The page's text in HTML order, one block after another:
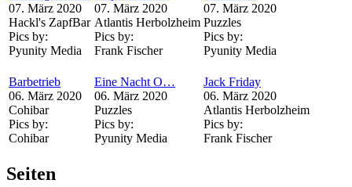
07. März 2020
Hackl's ZapfBar
Pics by:
Pyunity Media
07. März 2020
Atlantis Herbolzheim
Pics by:
Frank Fischer
07. März 2020
Puzzles
Pics by:
Pyunity Media
Barbetrieb
06. März 2020
Cohibar
Pics by:
Cohibar
Eine Nacht O…
06. März 2020
Puzzles
Pics by:
Pyunity Media
Jack Friday
06. März 2020
Atlantis Herbolzheim
Pics by:
Frank Fischer
Seiten